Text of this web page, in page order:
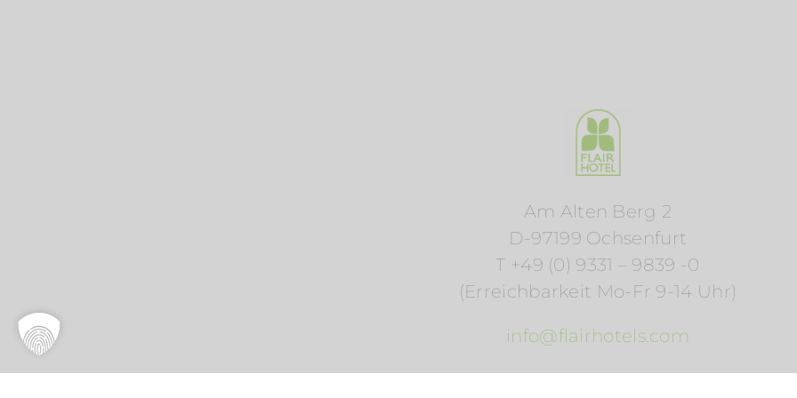
Am Alten Berg 2
D-97199 Ochsenfurt
T +49 (0) 9331 – 9839 -0
(Erreichbarkeit Mo-Fr 9-14 Uhr)
info@flairhotels.com